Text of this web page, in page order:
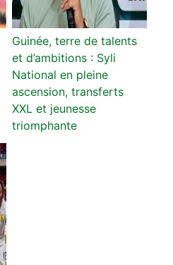
Guinée, terre de talents
et d’ambitions : Syli
National en pleine
ascension, transferts
XXL et jeunesse
triomphante